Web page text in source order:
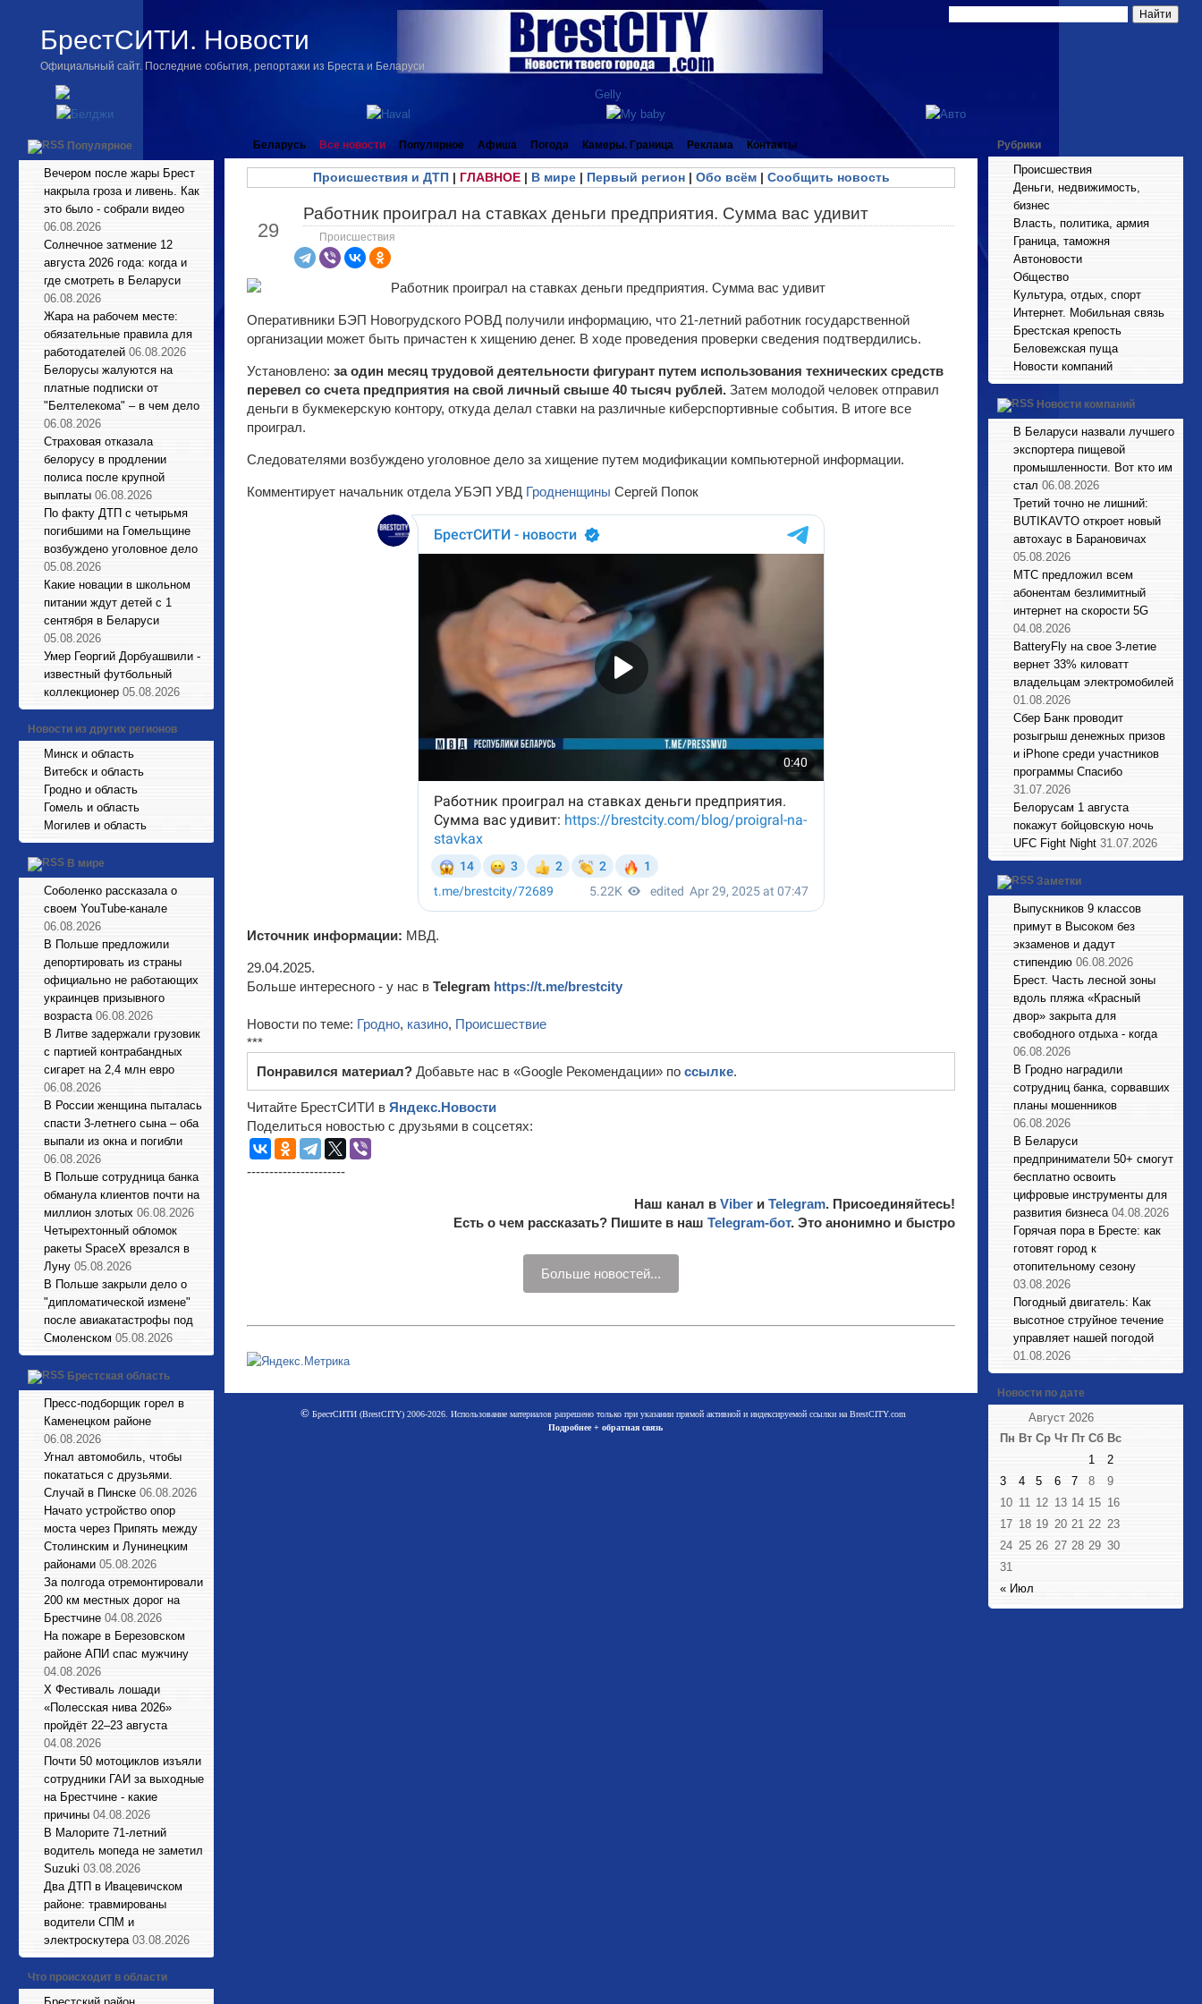
БрестСИТИ. Новости
Официальный сайт. Последние события, репортажи из Бреста и Беларуси
Популярное
Вечером после жары Брест
накрыла гроза и ливень. Как
это было - собрали видео
06.08.2026
Солнечное затмение 12
августа 2026 года: когда и
где смотреть в Беларуси
06.08.2026
Жара на рабочем месте:
обязательные правила для
работодателей 06.08.2026
Белорусы жалуются на
платные подписки от
"Белтелекома" – в чем дело
06.08.2026
Страховая отказала
белорусу в продлении
полиса после крупной
выплаты 06.08.2026
По факту ДТП с четырьмя
погибшими на Гомельщине
возбуждено уголовное дело
05.08.2026
Какие новации в школьном
питании ждут детей с 1
сентября в Беларуси
05.08.2026
Умер Георгий Дорбуашвили -
известный футбольный
коллекционер 05.08.2026
Новости из других регионов
Минск и область
Витебск и область
Гродно и область
Гомель и область
Могилев и область
В мире
Соболенко рассказала о
своем YouTube-канале
06.08.2026
В Польше предложили
депортировать из страны
официально не работающих
украинцев призывного
возраста 06.08.2026
В Литве задержали грузовик
с партией контрабандных
сигарет на 2,4 млн евро
06.08.2026
В России женщина пыталась
спасти 3-летнего сына – оба
выпали из окна и погибли
06.08.2026
В Польше сотрудница банка
обманула клиентов почти на
миллион злотых 06.08.2026
Четырехтонный обломок
ракеты SpaceX врезался в
Луну 05.08.2026
В Польше закрыли дело о
"дипломатической измене"
после авиакатастрофы под
Смоленском 05.08.2026
Брестская область
Пресс-подборщик горел в
Каменецком районе
06.08.2026
Угнал автомобиль, чтобы
покататься с друзьями.
Случай в Пинске 06.08.2026
Начато устройство опор
моста через Припять между
Столинским и Лунинецким
районами 05.08.2026
За полгода отремонтировали
200 км местных дорог на
Брестчине 04.08.2026
На пожаре в Березовском
районе АПИ спас мужчину
04.08.2026
X Фестиваль лошади
«Полесская нива 2026»
пройдёт 22–23 августа
04.08.2026
Почти 50 мотоциклов изъяли
сотрудники ГАИ за выходные
на Брестчине - какие
причины 04.08.2026
В Малорите 71-летний
водитель мопеда не заметил
Suzuki 03.08.2026
Два ДТП в Ивацевичском
районе: травмированы
водители СПМ и
электроскутера 03.08.2026
Что происходит в области
Беларусь Все новости Популярное Афиша Погода Камеры. Граница Реклама Контакты
Происшествия и ДТП| ГЛАВНОЕ| В мире| Первый регион| Обо всём| Сообщить новость
29
Работник проиграл на ставках деньги предприятия. Сумма вас удивит
Происшествия
Оперативники БЭП Новогрудского РОВД получили информацию, что 21-летний работник государственной
организации может быть причастен к хищению денег. В ходе проведения проверки сведения подтвердились.
Установлено: за один месяц трудовой деятельности фигурант путем использования технических средств
перевел со счета предприятия на свой личный свыше 40 тысяч рублей. Затем молодой человек отправил
деньги в букмекерскую контору, откуда делал ставки на различные киберспортивные события. В итоге все
проиграл.
Следователями возбуждено уголовное дело за хищение путем модификации компьютерной информации.
Комментирует начальник отдела УБЭП УВД Гродненщины Сергей Попок
Источник информации: МВД.
29.04.2025.
Больше интересного - у нас в Telegram https://t.me/brestcity
Новости по теме: Гродно, казино, Происшествие
***
Понравился материал? Добавьте нас в «Google Рекомендации» по ссылке.
Читайте БрестСИТИ в Яндекс.Новости
Поделиться новостью с друзьями в соцсетях:
----------------------
Наш канал в Viber и Telegram. Присоединяйтесь!
Есть о чем рассказать? Пишите в наш Telegram-бот. Это анонимно и быстро
Больше новостей...
©БрестСИТИ (BrestCITY) 2006-2026. Использование материалов разрешено только при указании прямой активной и индексируемой ссылки на BrestCITY.com
Подробнее + обратная связь
Рубрики
Происшествия
Деньги, недвижимость,
бизнес
Власть, политика, армия
Граница, таможня
Автоновости
Общество
Культура, отдых, спорт
Интернет. Мобильная связь
Брестская крепость
Беловежская пуща
Новости компаний
Новости компаний
В Беларуси назвали лучшего
экспортера пищевой
промышленности. Вот кто им
стал 06.08.2026
Третий точно не лишний:
BUTIKAVTO откроет новый
автохаус в Барановичах
05.08.2026
МТС предложил всем
абонентам безлимитный
интернет на скорости 5G
04.08.2026
BatteryFly на свое 3-летие
вернет 33% киловатт
владельцам электромобилей
01.08.2026
Сбер Банк проводит
розыгрыш денежных призов
и iPhone среди участников
программы Спасибо
31.07.2026
Белорусам 1 августа
покажут бойцовскую ночь
UFC Fight Night 31.07.2026
Заметки
Выпускников 9 классов
примут в Высоком без
экзаменов и дадут
стипендию 06.08.2026
Брест. Часть лесной зоны
вдоль пляжа «Красный
двор» закрыта для
свободного отдыха - когда
06.08.2026
В Гродно наградили
сотрудниц банка, сорвавших
планы мошенников
06.08.2026
В Беларуси
предприниматели 50+ смогут
бесплатно освоить
цифровые инструменты для
развития бизнеса 04.08.2026
Горячая пора в Бресте: как
готовят город к
отопительному сезону
03.08.2026
Погодный двигатель: Как
высотное струйное течение
управляет нашей погодой
01.08.2026
Новости по дате
Август 2026
Пн Вт Ср Чт Пт Сб Вс
« Июл
1
2
3
4 5 6 7 8
9
10 11 12 13 14 15 16
17 18 19 20 21 22 23
24 25 26 27 28 29 30
31